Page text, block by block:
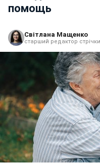
помощь
Світлана Мащенко
старший редактор